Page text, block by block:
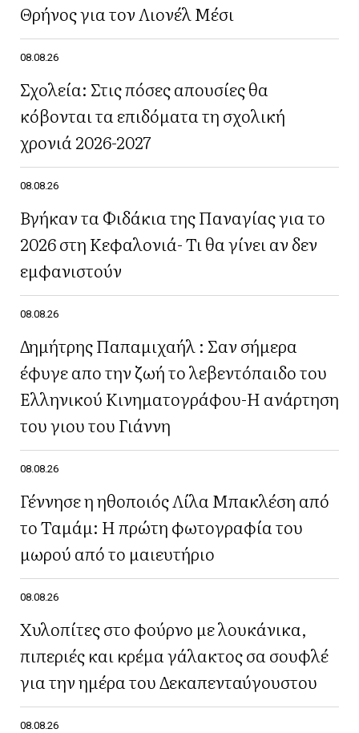
Θρήνος για τον Λιονέλ Μέσι
08.08.26
Σχολεία: Στις πόσες απουσίες θα
κόβονται τα επιδόματα τη σχολική
χρονιά 2026-2027
08.08.26
Βγήκαν τα Φιδάκια της Παναγίας για το
2026 στη Κεφαλονιά- Τι θα γίνει αν δεν
εμφανιστούν
08.08.26
Δημήτρης Παπαμιχαήλ : Σαν σήμερα
έφυγε απο την ζωή το λεβεντόπαιδο του
Ελληνικού Κινηματογράφου-Η ανάρτηση
του γιου του Γιάννη
08.08.26
Γέννησε η ηθοποιός Λίλα Μπακλέση από
το Ταμάμ: Η πρώτη φωτογραφία του
μωρού από το μαιευτήριο
08.08.26
Χυλοπίτες στο φούρνο με λουκάνικα,
πιπεριές και κρέμα γάλακτος σα σουφλέ
για την ημέρα του Δεκαπενταύγουστου
08.08.26